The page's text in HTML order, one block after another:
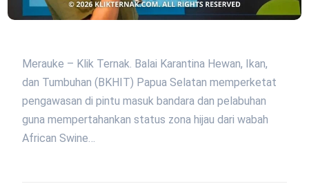
Merauke – Klik Ternak. Balai Karantina Hewan, Ikan,
dan Tumbuhan (BKHIT) Papua Selatan memperketat
pengawasan di pintu masuk bandara dan pelabuhan
guna mempertahankan status zona hijau dari wabah
African Swine…